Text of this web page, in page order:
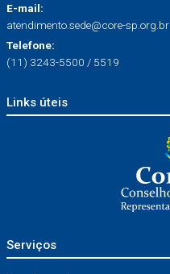
E-mail:
atendimento.sede@core-sp.org.br
Telefone:
(11) 3243-5500 / 5519
Links úteis
Serviços